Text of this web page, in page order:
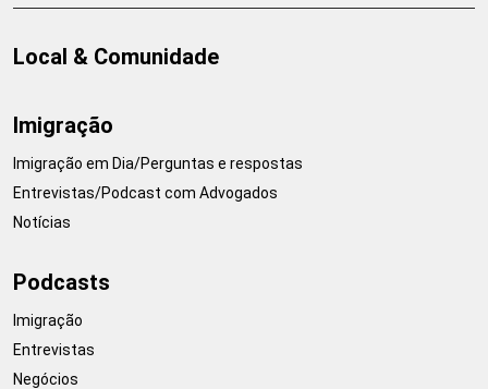
Local & Comunidade
Imigração
Imigração em Dia/Perguntas e respostas
Entrevistas/Podcast com Advogados
Notícias
Podcasts
Imigração
Entrevistas
Negócios